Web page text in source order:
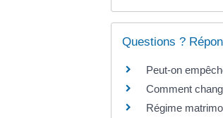
Questions ?
Peut-on
Comment
Régime